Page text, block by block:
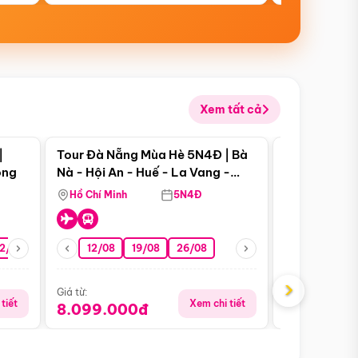
Xem tất cả
08 26/08 05/09 09/09 12/09
tiết
Điểm nổi bật
Tour Đà Nẵng Mùa Hè 5N4Đ | Bà
Nà - Hội An - Huế - La Vang -
Động Thiên Đường
Hồ Chí Minh 5N4Đ
12/08 19/08 26/08
Giá từ:
8.099.000đ Xem chi tiết
Giá từ:
›